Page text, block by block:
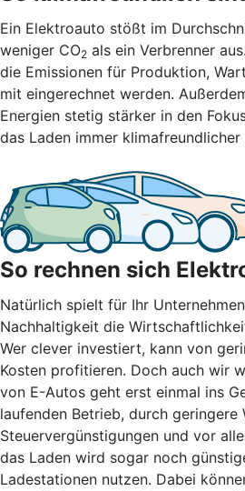
Ein Elektroauto stößt im
weniger CO2 als ein Verbrenner
die Emissionen für Produktion,
mit eingerechnet werden.
Energien stetig stärker in den
das Laden immer
So rechnen sich
Natürlich spielt für Ihr
Nachhaltigkeit die
Wer clever investiert, kann von
Kosten profitieren. Doch auch wir
von E-Autos geht erst einmal ins
laufenden Betrieb, durch geringere
Steuervergünstigungen und vor
das Laden wird sogar noch
Ladestationen nutzen. Dabei